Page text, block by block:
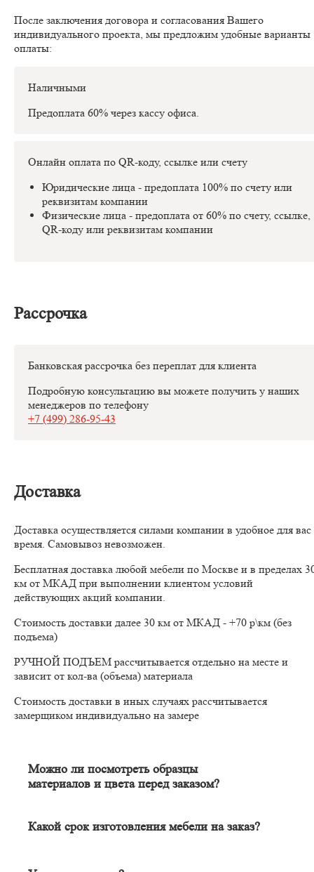
После заключения договора и согласования Вашего
индивидуального проекта, мы предложим удобные варианты
оплаты:
Наличными
Предоплата 60% через кассу офиса.
Онлайн оплата по QR-коду, ссылке или счету
Юридические лица - предоплата 100% по счету или
реквизитам компании
Физические лица - предоплата от 60% по счету, ссылке,
QR-коду или реквизитам компании
Рассрочка
Банковская рассрочка без переплат для клиента
Подробную консультацию вы можете получить у наших
менеджеров по телефону
+7 (499) 286-95-43
Доставка
Доставка осуществляется силами компании в удобное для вас
время. Самовывоз невозможен.
Бесплатная доставка любой мебели по Москве и в пределах
км от МКАД при выполнении клиентом условий
действующих акций компании.
Стоимость доставки далее 30 км от МКАД - +70 р\км (без
подъема)
РУЧНОЙ ПОДЪЕМ рассчитывается отдельно на месте и
зависит от кол-ва (объема) материала
Стоимость доставки в иных случаях рассчитывается
замерщиком индивидуально на замере
Можно ли посмотреть образцы
материалов и цвета перед заказом?
месте в собственном освещении увидеть, как будут выглядеть
Какой срок изготовления мебели на заказ?